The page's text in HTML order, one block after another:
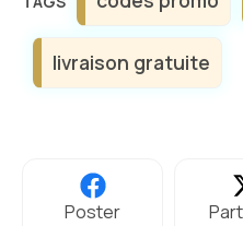
livraison gratuite
Poster